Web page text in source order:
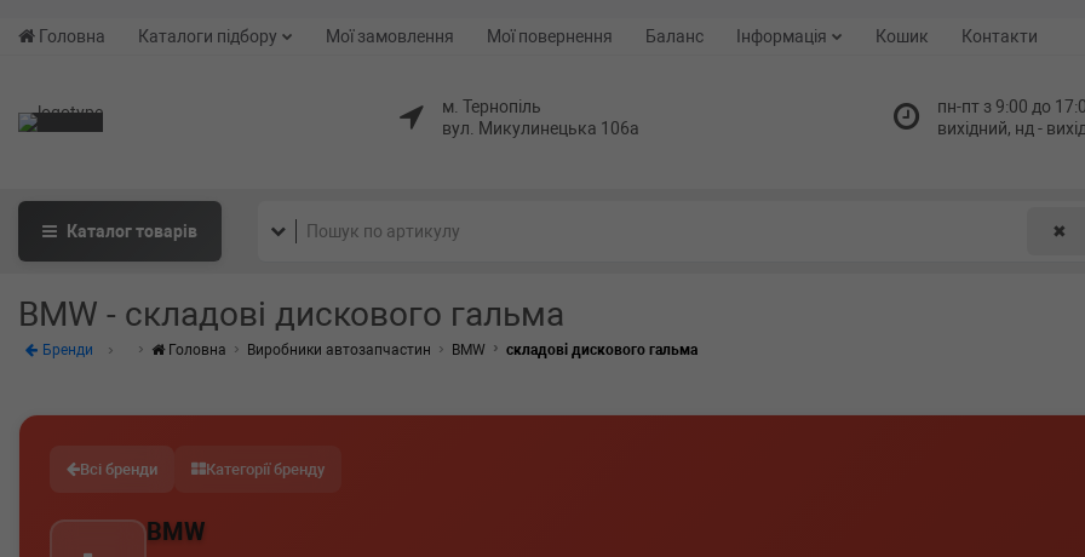
Головна Каталоги підбору Мої замовлення Мої повернення Баланс Інформація Кошик Контакти
м. Тернопіль
вул. Микулинецька 106а
пн-пт з 9:00 до
вихідний, нд -
Каталогтоварів ✖
BMW - складові дискового гальма
Бренди Головна Виробники автозапчастин BMW складові дискового гальма
Всі бренди Категорії бренду
BMW